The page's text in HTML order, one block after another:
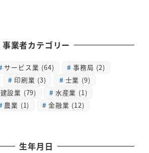
事業者カテゴリー
サービス業 (64) 事務局 (2)
印刷業 (3) 士業 (9)
建設業 (79) 水産業 (1)
農業 (1) 金融業 (12)
生年月日